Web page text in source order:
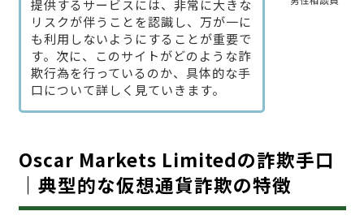
提供するサービスには、非常に大きな
リスクが伴うことを認識し、万が一に
も利用しないようにすることが重要で
す。次に、このサイトがどのような詐
欺行為を行っているのか、具体的な手
口について詳しく見ていきます。
Oscar Markets Limitedの詐欺手口
｜典型的な仮想通貨詐欺の特徴